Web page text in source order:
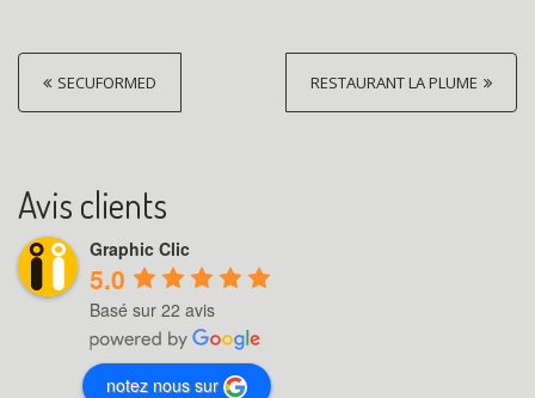
P
o
t
n
a
v
SECUFORMED RESTAURANT LA PLUME
Avis clients
Graphic Clic
5.0
Basé sur 22 avis
notez nous sur